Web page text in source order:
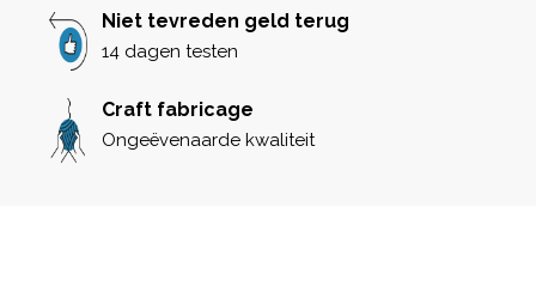
Niet tevreden geld terug
14 dagen testen
Craft fabricage
Ongeëvenaarde kwaliteit